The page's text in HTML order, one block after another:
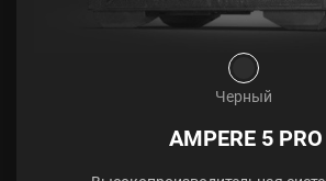
Черный
AMPERE 5 PRO